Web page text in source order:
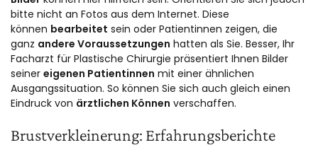
bitte nicht an Fotos aus dem Internet. Diese
können bearbeitet sein oder Patientinnen zeigen, die
ganz andere Voraussetzungen hatten als Sie. Besser, Ihr
Facharzt für Plastische Chirurgie präsentiert Ihnen Bilder
seiner eigenen Patientinnen mit einer ähnlichen
Ausgangssituation. So können Sie sich auch gleich einen
Eindruck von ärztlichen Können verschaffen.
Brustverkleinerung: Erfahrungsberichte